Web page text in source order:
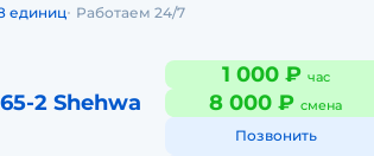
единиц Работаем 24/7
2 Shehwa
1 000 ₽ час
8 000 ₽ смена
Позвонить